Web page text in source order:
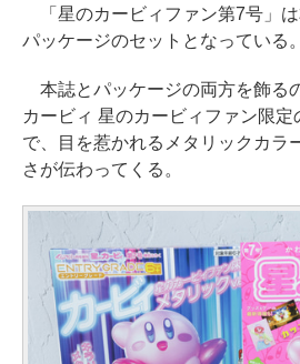
「星のカービィファン第7号」
パッケージのセットとなっている。
本誌とパッケージの両方を飾る
カービィ 星のカービィファン限定
で、目を惹かれるメタリックカラ
さが伝わってくる。